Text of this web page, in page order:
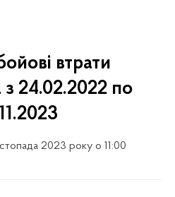
втрати
24.02.2022 по
2023 року о 11:00